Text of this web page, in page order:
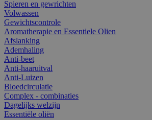
Spieren en gewrichten
Volwassen
Gewichtscontrole
Aromatherapie en Essentiele Olien
Afslanking
Ademhaling
Anti-beet
Anti-haaruitval
Anti-Luizen
Bloedcirculatie
Complex - combinaties
Dagelijks welzijn
Essentiële oliën